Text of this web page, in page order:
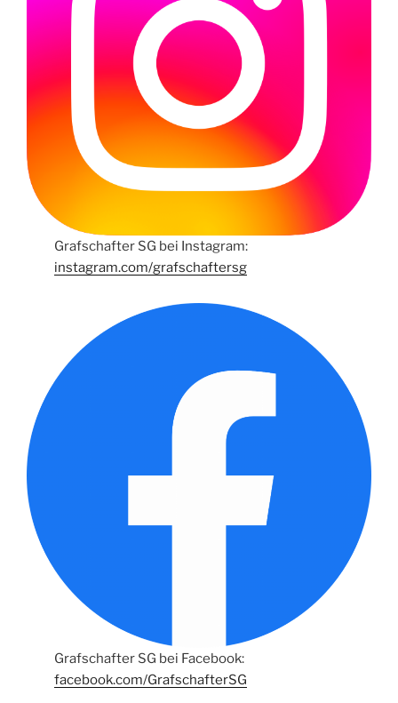
Grafschafter SG bei Instagram:
instagram.com/grafschaftersg
Grafschafter SG bei Facebook:
facebook.com/GrafschafterSG